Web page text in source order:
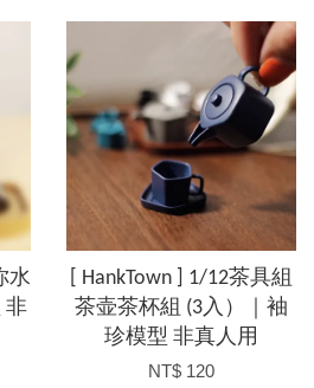
水
非
[ HankTown ] 1/12茶具組
茶壶茶杯組 (3入）｜袖
珍模型 非真人用
NT$ 120